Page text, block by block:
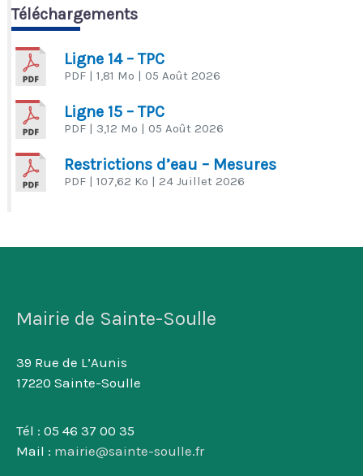
Téléchargements
Ligne 14 – TPC
PDF | 1,81 Mo | 05 Août 2026
Ligne 15 – TPC
PDF | 3,12 Mo | 05 Août 2026
Restrictions d’eau – Mesures
PDF | 107,62 Ko | 24 Juillet 2026
Mairie de Sainte-Soulle
39 Rue de L’Aunis
17220 Sainte-Soulle
Tél : 05 46 37 00 35
Mail : mairie@sainte-soulle.fr